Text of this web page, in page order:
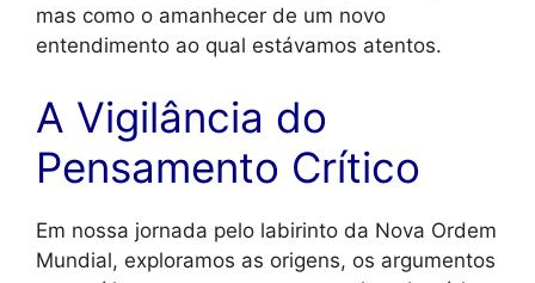
mas como o amanhecer de um novo
entendimento ao qual estávamos atentos.
A Vigilância do
Pensamento Crítico
Em nossa jornada pelo labirinto da Nova Ordem
Mundial, exploramos as origens, os argumentos